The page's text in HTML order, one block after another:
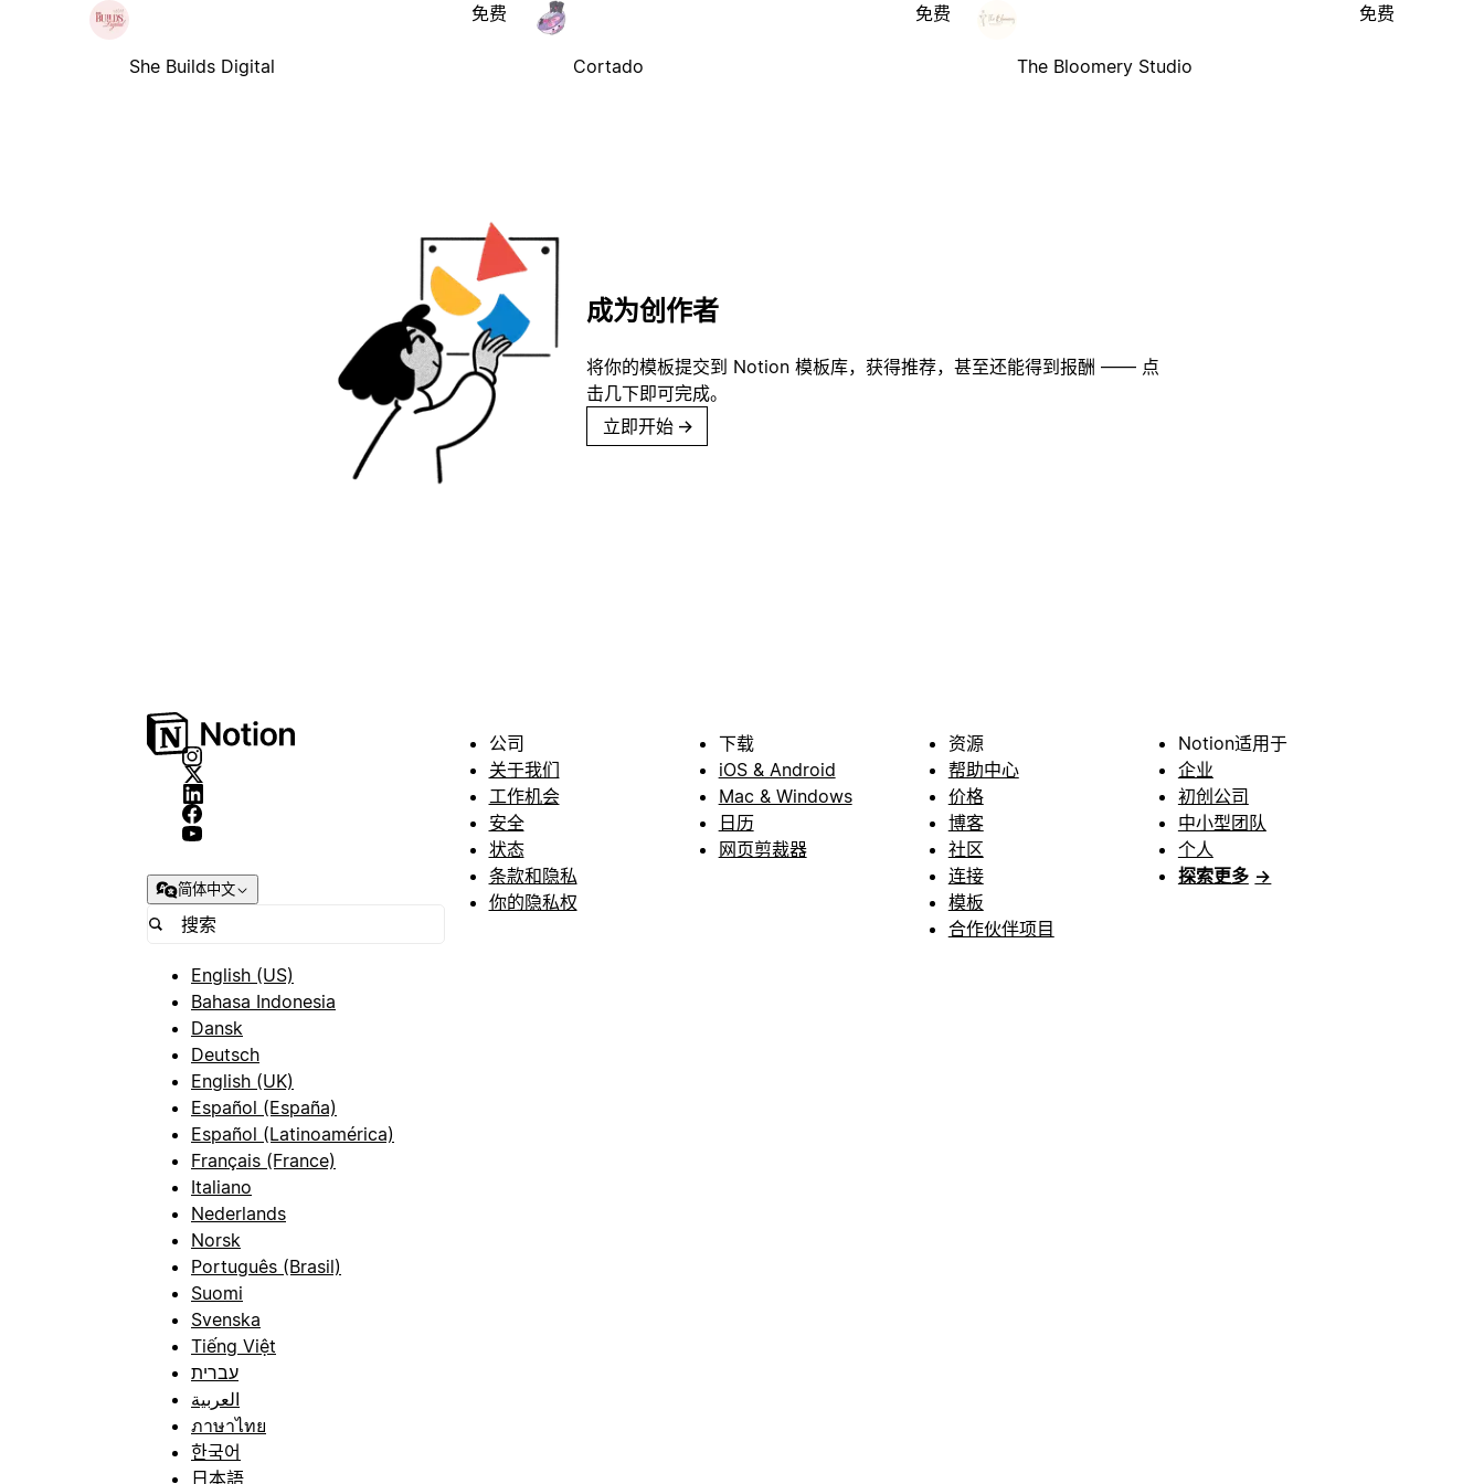
She Builds Digital
免费
Cortado
免费
The Bloomery Studio
免费
成为创作者
将你的模板提交到 Notion 模板库，获得推荐，甚至还能得到报酬 —— 点
击几下即可完成。
立即开始 →
简体中文
English (US)
Bahasa Indonesia
Dansk
Deutsch
English (UK)
Español (España)
Español (Latinoamérica)
Français (France)
Italiano
Nederlands
Norsk
Português (Brasil)
Suomi
Svenska
Tiếng Việt
עברית
العربية
ภาษาไทย
한국어
日本語
公司
关于我们
工作机会
安全
状态
条款和隐私
你的隐私权
下载
iOS & Android
Mac & Windows
日历
网页剪裁器
资源
帮助中心
价格
博客
社区
连接
模板
合作伙伴项目
Notion适用于
企业
初创公司
中小型团队
个人
探索更多 →